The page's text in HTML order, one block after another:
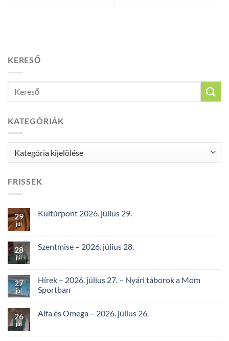
KERESŐ
KATEGÓRIÁK
FRISSEK
29
júl
Kultúrpont 2026. július 29.
28
júl
Szentmise – 2026. július 28.
27
júl
Hírek – 2026. július 27. – Nyári táborok a Mom
Sportban
26
júl
Alfa és Omega – 2026. július 26.